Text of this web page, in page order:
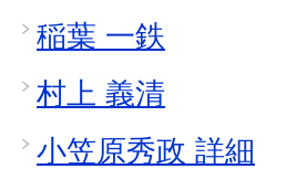
稲葉 一鉄
村上 義清
小笠原秀政 詳細